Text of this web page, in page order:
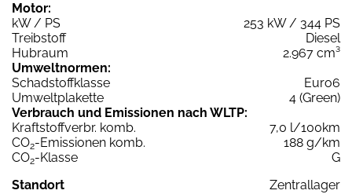
Motor:
kW / PS
253 kW / 344 PS
Treibstoff
Diesel
Hubraum
2.967 cm³
Umweltnormen:
Schadstoffklasse
Euro6
Umweltplakette
4 (Green)
Verbrauch und Emissionen nach WLTP:
Kraftstoffverbr. komb.
7,0 l/100km
CO2-Emissionen komb.
188 g/km
CO2-Klasse
G
Standort
Zentrallager